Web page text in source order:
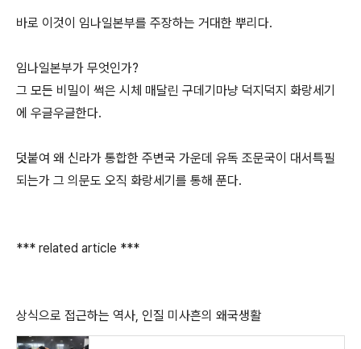
바로 이것이 임나일본부를 주장하는 거대한 뿌리다.
임나일본부가 무엇인가?
그 모든 비밀이 썩은 시체 매달린 구데기마냥 덕지덕지 화랑세기
에 우글우글한다.
덧붙여 왜 신라가 통합한 주변국 가운데 유독 조문국이 대서특필
되는가 그 의문도 오직 화랑세기를 통해 푼다.
*** related article ***
상식으로 접근하는 역사, 인질 미사흔의 왜국생활